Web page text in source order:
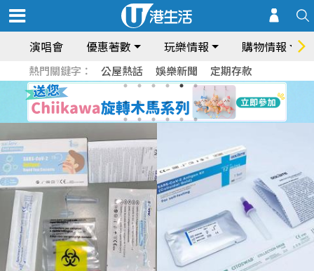
演唱會 優惠著數 玩樂情報 購物情報
熱門關鍵字： 公屋熱話 娛樂新聞 定期存款